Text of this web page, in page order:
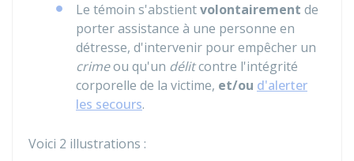
Le témoin s'abstientvolontairement de
porter assistance à une personne en
détresse, d'intervenir pour empêcher un
crimeou qu'un délitcontre l'intégrité
corporelle de la victime, et/ou d'alerter
les secours.
Voici 2 illustrations :